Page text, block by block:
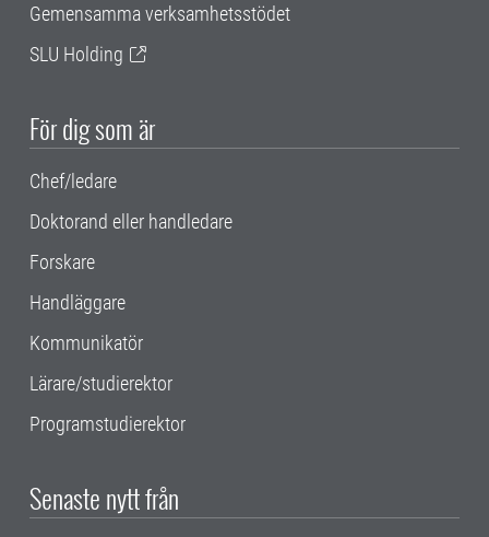
Gemensamma verksamhetsstödet
SLU Holding
För dig som är
Chef/ledare
Doktorand eller handledare
Forskare
Handläggare
Kommunikatör
Lärare/studierektor
Programstudierektor
Senaste nytt från